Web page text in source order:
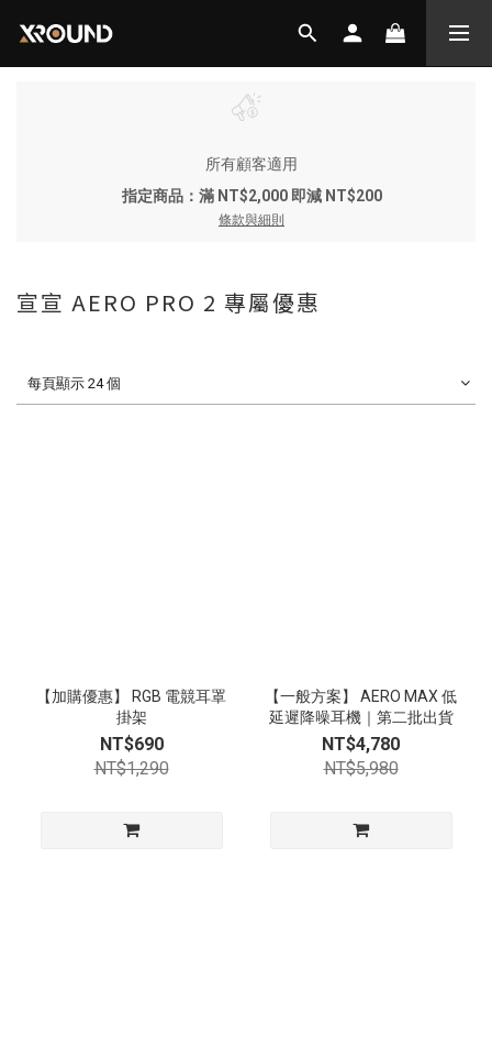
所有顧客適用
指定商品：滿 NT$2,000 即減 NT$200
條款與細則
宣宣 AERO PRO 2 專屬優惠
每頁顯示 24 個
【加購優惠】 RGB 電競耳罩
掛架
NT$690
NT$1,290
【一般方案】 AERO MAX 低
延遲降噪耳機｜第二批出貨
NT$4,780
NT$5,980